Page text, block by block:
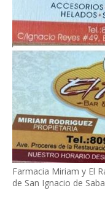
Farmacia Miriam y El
de San Ignacio de